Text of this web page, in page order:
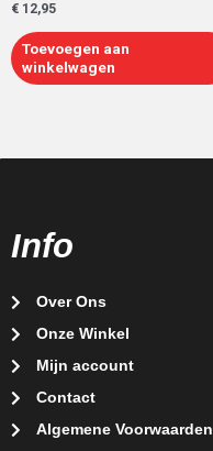
€ 12,95
Toevoegen aan
winkelwagen
Info
Over Ons
Onze Winkel
Mijn account
Contact
Algemene Voorwaarden